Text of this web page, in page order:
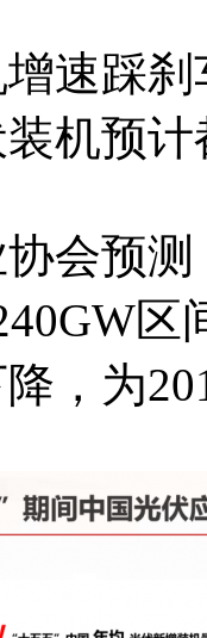
速踩
机预
会预
区
，为